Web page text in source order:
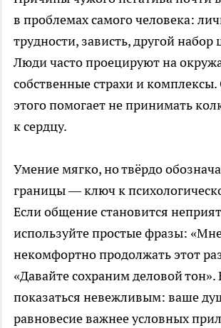
в проблемах самого человека:
трудности, зависть, другой набор
Люди часто проецируют на
собственные страхи и
этого помогает не принимать
к сердцу.
Умение мягко, но твёрдо
границы — ключ к
Если общение становится
используйте простые фразы:
некомфортно продолжать этот
«Давайте сохраним деловой тон».
показаться невежливым: ваше
равновесие важнее условных